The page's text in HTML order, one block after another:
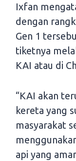
Ixfan
dengan
Gen 1
tiketnya
KAI atau di
“KAI akan
kereta yang
masyarakat
api yang